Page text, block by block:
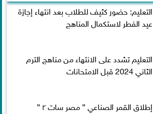
التعليم: حضور كثيف للطلاب بعد انتهاء إجازة
عيد الفطر لاستكمال المناهج
التعليم تشدد على الانتهاء من مناهج الترم
الثاني 2024 قبل الامتحانات
إطلاق القمر الصناعي ” مصر سات ٢ ”